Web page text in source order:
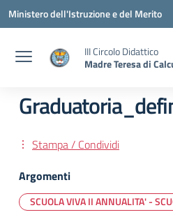
Vai ai contenuti
Vai al menu di navigazione
Vai al footer
Ministero dell'Istruzione e del Merito
III Circolo Didattico
Madre Teresa di
Stampa / Condividi
Argomenti
SCUOLA VIVA II ANNUALITA' -